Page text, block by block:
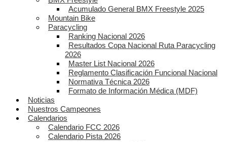
Acumulado General BMX Freestyle 2025
Mountain Bike
Paracycling
Ranking Nacional 2026
Resultados Copa Nacional Ruta Paracycling
2026
Master List Nacional 2026
Reglamento Clasificación Funcional Nacional
Normativa Técnica 2026
Formato de Información Médica (MDF)
Noticias
Nuestros Campeones
Calendarios
Calendario FCC 2026
Calendario Pista 2026